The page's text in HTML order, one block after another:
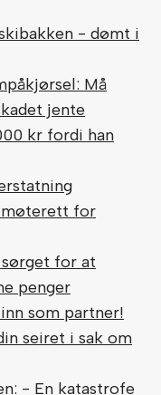
- dømt i
Må
jente
kr fordi han
møterett for
for at
penger
som partner!
seiret i sak om
- En katastrofe